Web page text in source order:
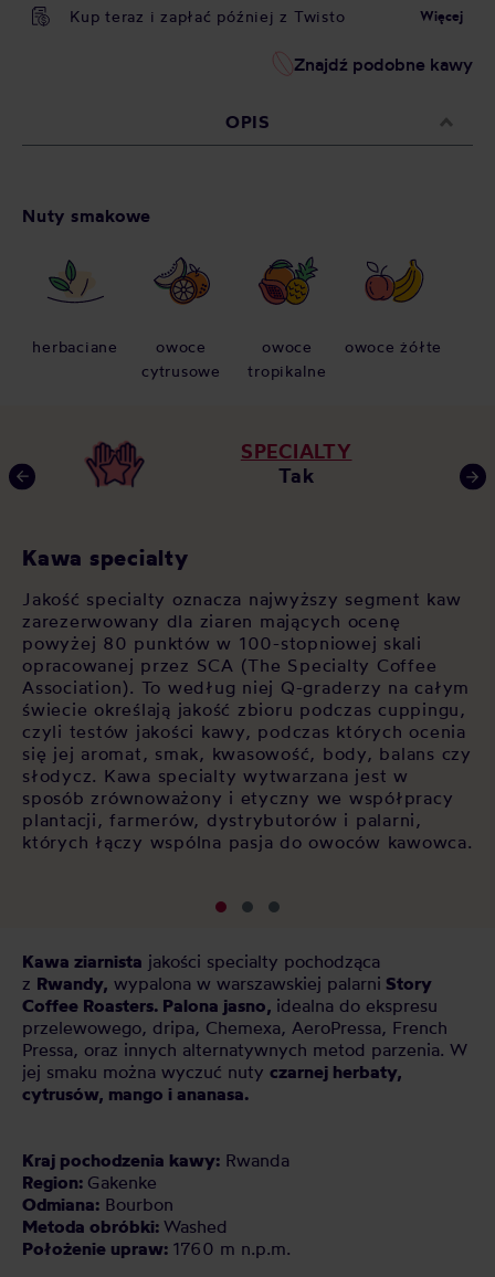
Kup teraz i zapłać później z Twisto Więcej
Znajdź podobne kawy
OPIS
Nuty smakowe
herbaciane
owoce
cytrusowe
owoce
tropikalne
owoce żółte
SPECIALTY
Tak
Kawa specialty
Jakość specialty oznacza najwyższy segment kaw
zarezerwowany dla ziaren mających ocenę
powyżej 80 punktów w 100-stopniowej skali
opracowanej przez SCA (The Specialty Coffee
Association). To według niej Q-graderzy na całym
świecie określają jakość zbioru podczas cuppingu,
czyli testów jakości kawy, podczas których ocenia
się jej aromat, smak, kwasowość, body, balans czy
słodycz. Kawa specialty wytwarzana jest w
sposób zrównoważony i etyczny we współpracy
plantacji, farmerów, dystrybutorów i palarni,
których łączy wspólna pasja do owoców kawowca.
Kawa ziarnista jakości specialty pochodząca
z Rwandy, wypalona w warszawskiej palarni Story
Coffee Roasters. Palona jasno, idealna do ekspresu
przelewowego, dripa, Chemexa, AeroPressa, French
Pressa, oraz innych alternatywnych metod parzenia. W
jej smaku można wyczuć nuty czarnej herbaty,
cytrusów, mango i ananasa.
Kraj pochodzenia kawy: Rwanda
Region: Gakenke
Odmiana: Bourbon
Metoda obróbki: Washed
Położenie upraw: 1760 m n.p.m.